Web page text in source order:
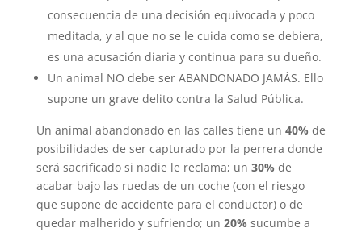
consecuencia de una decisión equivocada y poco
meditada, y al que no se le cuida como se debiera,
es una acusación diaria y continua para su dueño.
Un animal NO debe ser ABANDONADO JAMÁS. Ello
supone un grave delito contra la Salud Pública.
Un animal abandonado en las calles tiene un 40% de
posibilidades de ser capturado por la perrera donde
será sacrificado si nadie le reclama; un 30% de
acabar bajo las ruedas de un coche (con el riesgo
que supone de accidente para el conductor) o de
quedar malherido y sufriendo; un 20% sucumbe a